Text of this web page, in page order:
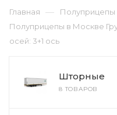
Главная — Полуприцепы
Полуприцепы в Москве
осей: 3+1 ось
Шторные
8 ТОВАРОВ